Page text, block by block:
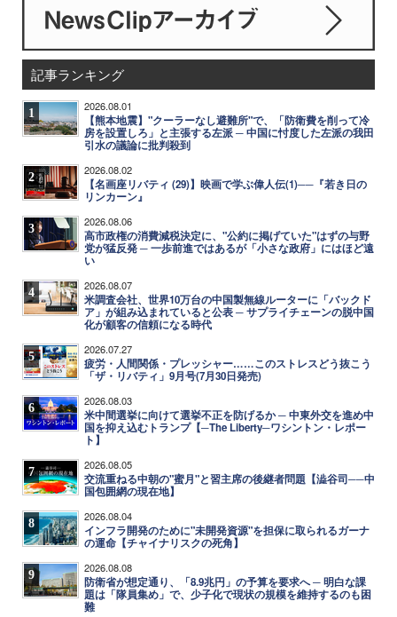
記事ランキング
1 2026.08.01
【熊本地震】"クーラーなし避難所"で、「防衛費を削って冷
房を設置しろ」と主張する左派 ─ 中国に忖度した左派の我田
引水の議論に批判殺到
2 2026.08.02
【名画座リバティ (29)】映画で学ぶ偉人伝(1)──『若き日の
リンカーン』
3 2026.08.06
高市政権の消費減税決定に、"公約に掲げていた"はずの与野
党が猛反発 ─ 一歩前進ではあるが「小さな政府」にはほど遠
い
4 2026.08.07
米調査会社、世界10万台の中国製無線ルーターに「バックド
ア」が組み込まれていると公表 ─ サプライチェーンの脱中国
化が顧客の信頼になる時代
5 2026.07.27
疲労・人間関係・プレッシャー……このストレスどう抜こう
「ザ・リバティ」9月号(7月30日発売)
6 2026.08.03
米中間選挙に向けて選挙不正を防げるか ─ 中東外交を進め中
国を抑え込むトランプ【─The Liberty─ワシントン・レポー
ト】
7 2026.08.05
交流重ねる中朝の"蜜月"と習主席の後継者問題【澁谷司──中
国包囲網の現在地】
8 2026.08.04
インフラ開発のために"未開発資源"を担保に取られるガーナ
の運命【チャイナリスクの死角】
9 2026.08.08
防衛省が想定通り、「8.9兆円」の予算を要求へ ─ 明白な課
題は「隊員集め」で、少子化で現状の規模を維持するのも困
難